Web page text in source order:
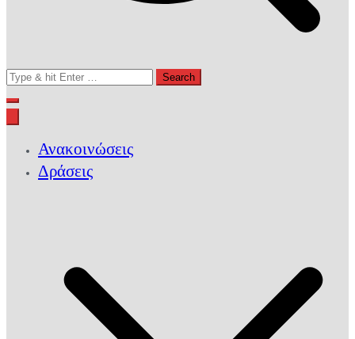
Search
for:
Ανακοινώσεις
Δράσεις